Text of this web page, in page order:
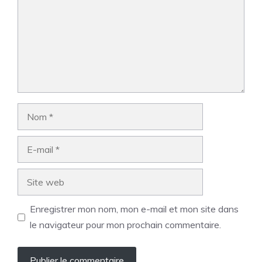
Enregistrer mon nom, mon e-mail et mon site dans
le navigateur pour mon prochain commentaire.